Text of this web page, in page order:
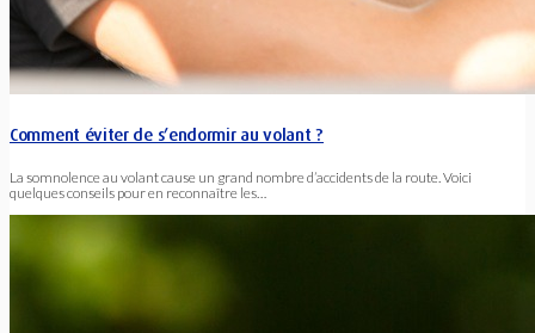
Comment éviter de s’endormir au volant ?
La somnolence au volant cause un grand nombre d’accidents de la route. Voici
quelques conseils pour en reconnaître les…